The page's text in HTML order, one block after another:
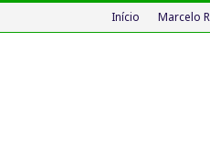
Início Marcelo